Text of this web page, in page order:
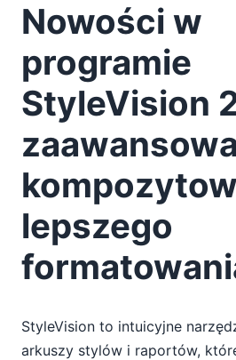
Nowości w
programie
StyleVision
lepszego
StyleVision to intuicyjne
arkuszy stylów i raportów,